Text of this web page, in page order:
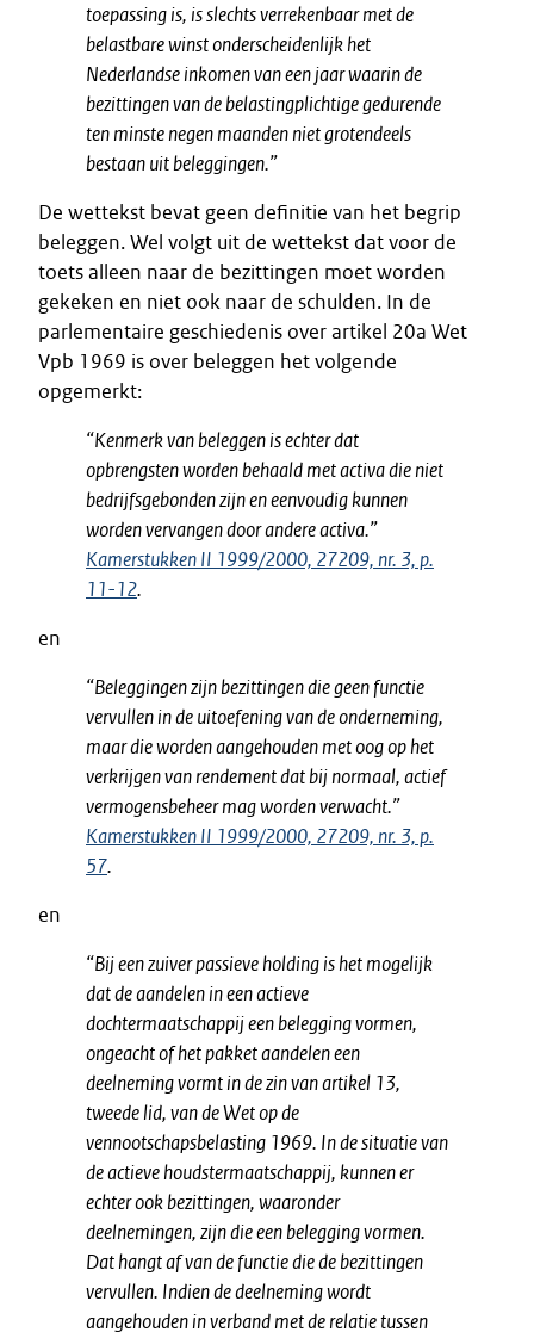
toepassing is, is slechts verrekenbaar met de
belastbare winst onderscheidenlijk het
Nederlandse inkomen van een jaar waarin de
bezittingen van de belastingplichtige gedurende
ten minste negen maanden niet grotendeels
bestaan uit beleggingen.”
De wettekst bevat geen definitie van het begrip
beleggen. Wel volgt uit de wettekst dat voor de
toets alleen naar de bezittingen moet worden
gekeken en niet ook naar de schulden. In de
parlementaire geschiedenis over artikel 20a Wet
Vpb 1969 is over beleggen het volgende
opgemerkt:
“Kenmerk van beleggen is echter dat
opbrengsten worden behaald met activa die niet
bedrijfsgebonden zijn en eenvoudig kunnen
worden vervangen door andere activa.”
Kamerstukken II 1999/2000, 27209, nr. 3, p.
11-12.
en
“Beleggingen zijn bezittingen die geen functie
vervullen in de uitoefening van de onderneming,
maar die worden aangehouden met oog op het
verkrijgen van rendement dat bij normaal, actief
vermogensbeheer mag worden verwacht.”
Kamerstukken II 1999/2000, 27209, nr. 3, p.
57.
en
“Bij een zuiver passieve holding is het mogelijk
dat de aandelen in een actieve
dochtermaatschappij een belegging vormen,
ongeacht of het pakket aandelen een
deelneming vormt in de zin van artikel 13,
tweede lid, van de Wet op de
vennootschapsbelasting 1969. In de situatie van
de actieve houdstermaatschappij, kunnen er
echter ook bezittingen, waaronder
deelnemingen, zijn die een belegging vormen.
Dat hangt af van de functie die de bezittingen
vervullen. Indien de deelneming wordt
aangehouden in verband met de relatie tussen